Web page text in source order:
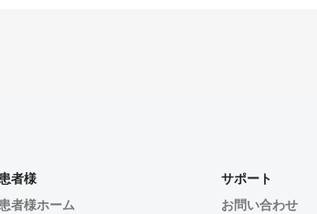
患者様
患者様ホーム
サポート
お問い合わせ